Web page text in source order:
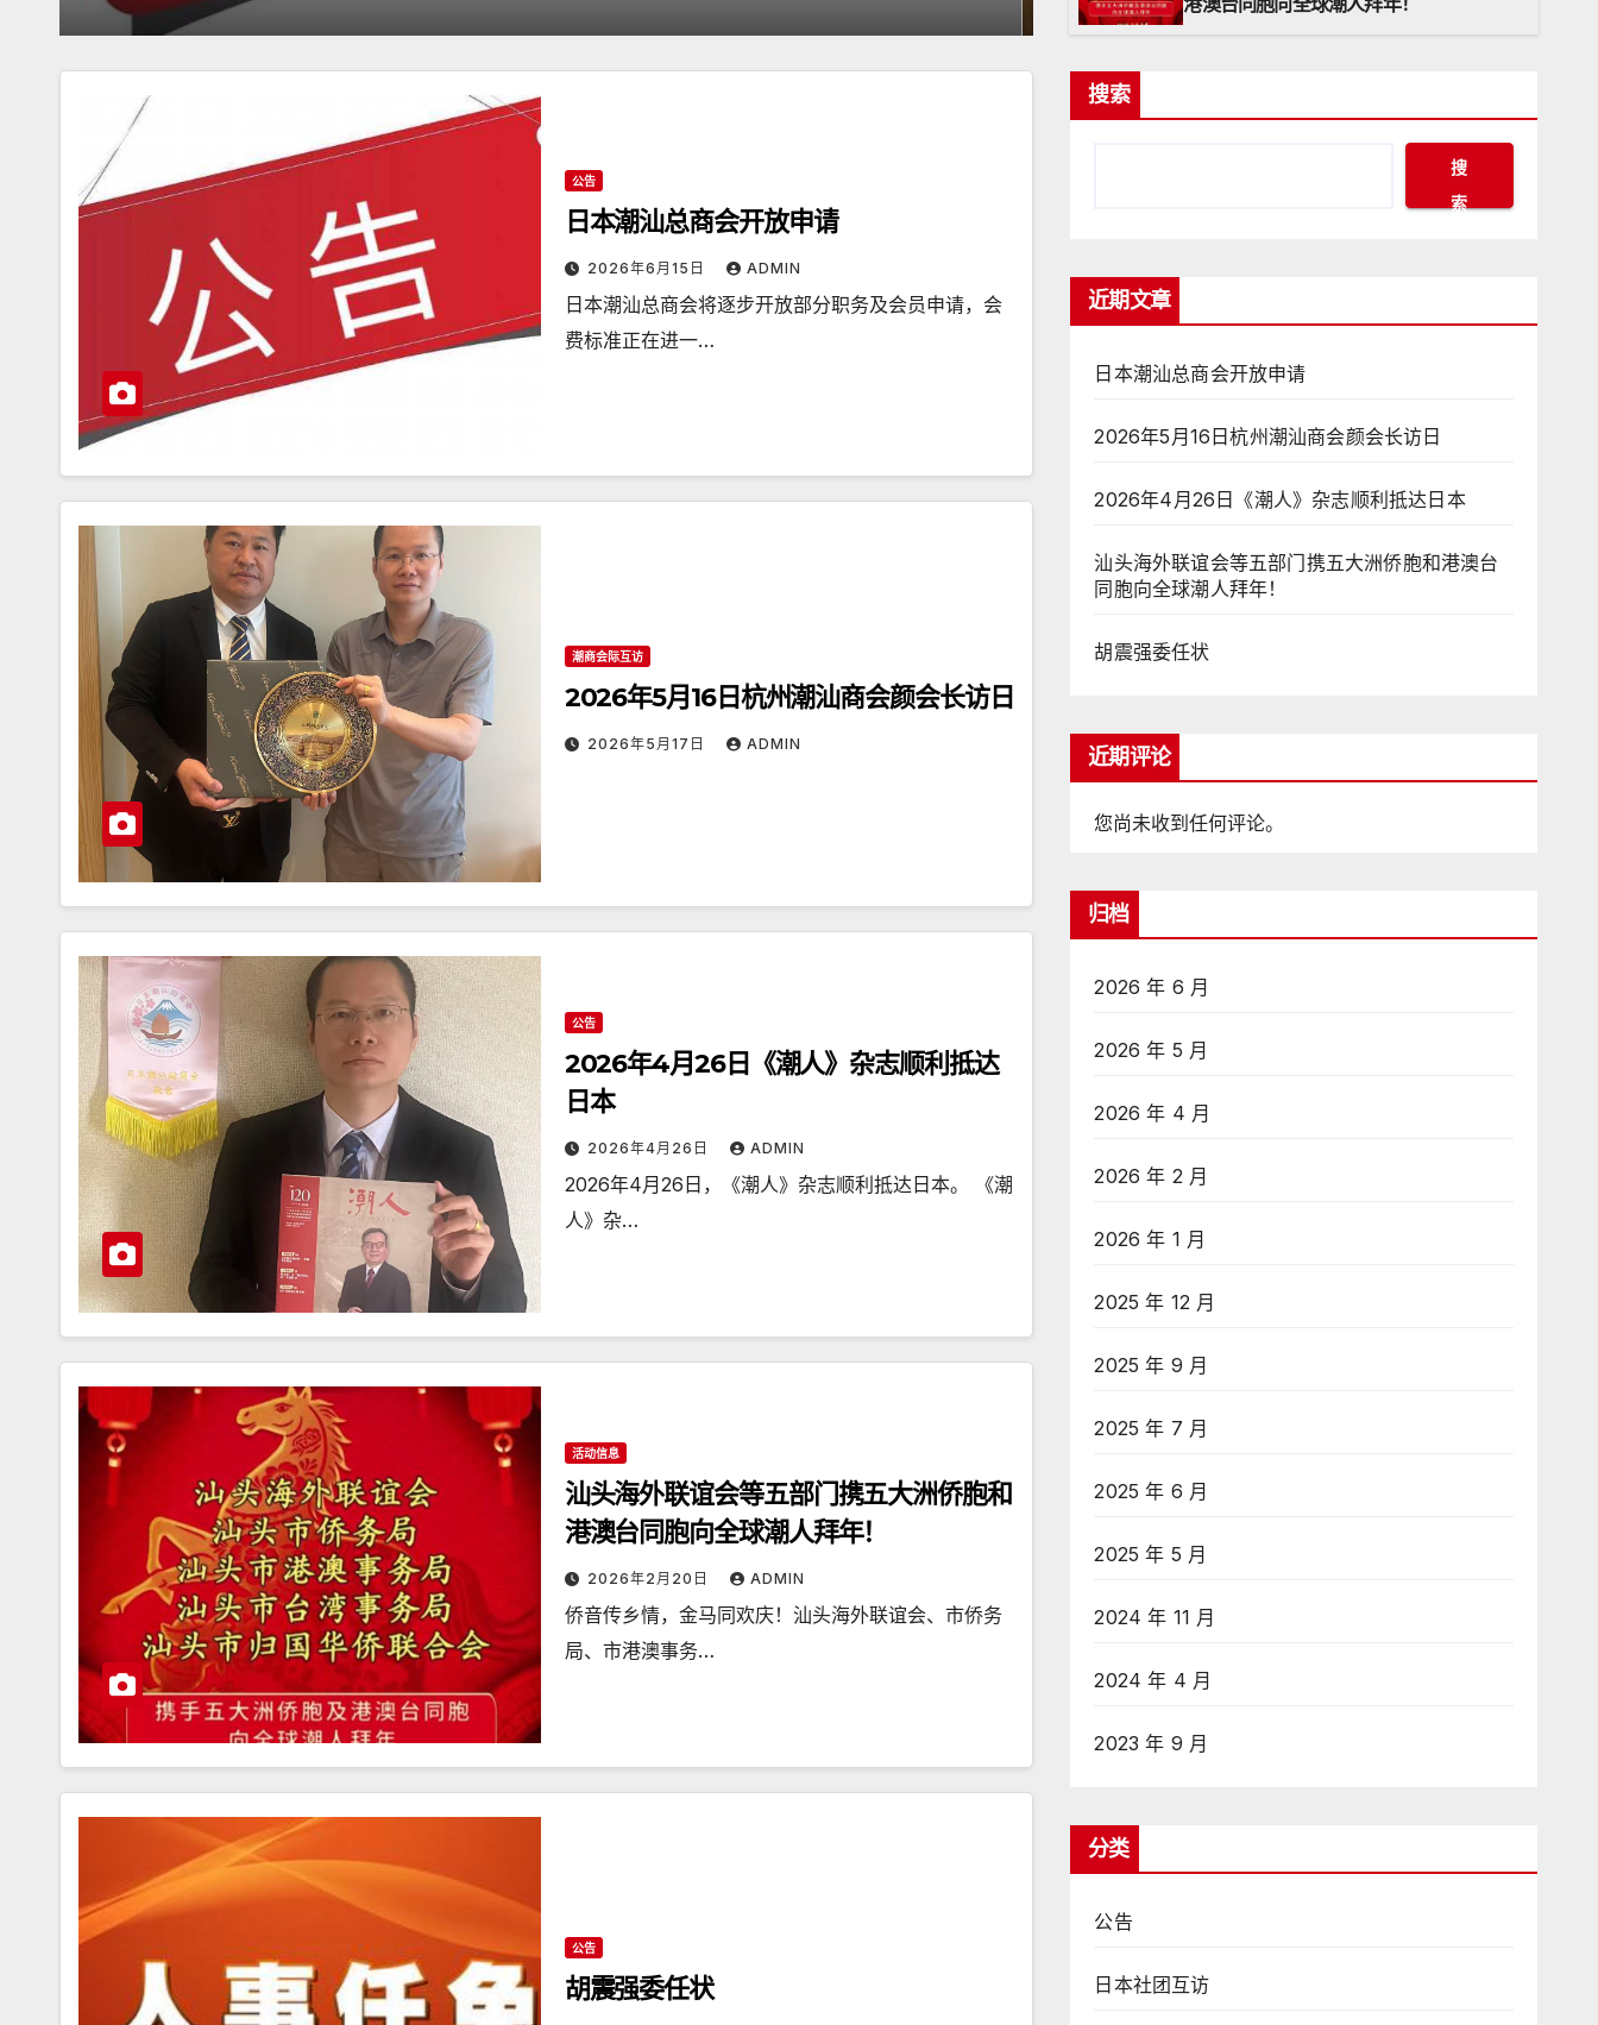
公告
日本潮汕总商会开放申请
2026年6月15日 ADMIN
日本潮汕总商会将逐步开放部分职务及会员申请，会
费标准正在进一…
潮商会际互访
2026年5月16日杭州潮汕商会颜会长访日
2026年5月17日 ADMIN
公告
2026年4月26日《潮人》杂志顺利抵达
日本
2026年4月26日 ADMIN
2026年4月26日，《潮人》杂志顺利抵达日本。 《潮
人》杂…
活动信息
汕头海外联谊会等五部门携五大洲侨胞和
港澳台同胞向全球潮人拜年！
2026年2月20日 ADMIN
侨音传乡情，金马同欢庆！汕头海外联谊会、市侨务
局、市港澳事务…
公告
胡震强委任状
搜索
搜
索
近期文章
日本潮汕总商会开放申请
2026年5月16日杭州潮汕商会颜会长访日
2026年4月26日《潮人》杂志顺利抵达日本
汕头海外联谊会等五部门携五大洲侨胞和港澳台
同胞向全球潮人拜年！
胡震强委任状
近期评论
您尚未收到任何评论。
归档
2026 年 6 月
2026 年 5 月
2026 年 4 月
2026 年 2 月
2026 年 1 月
2025 年 12 月
2025 年 9 月
2025 年 7 月
2025 年 6 月
2025 年 5 月
2024 年 11 月
2024 年 4 月
2023 年 9 月
分类
公告
日本社团互访